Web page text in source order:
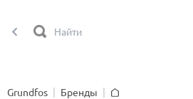
Grundfos
Бренды